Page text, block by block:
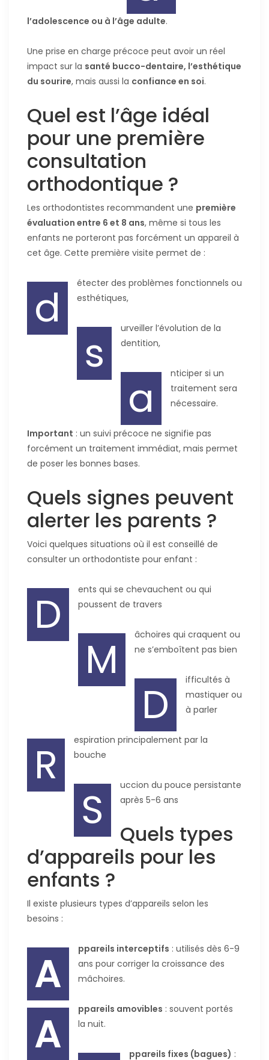
l’adolescence ou à l’âge adulte.
Une prise en charge précoce peut avoir un réel
impact sur la santé bucco-dentaire, l’esthétique
du sourire, mais aussi la confiance en soi.
Quel est l’âge idéal
pour une première
consultation
orthodontique ?
Les orthodontistes recommandent une première
évaluation entre 6 et 8 ans, même si tous les
enfants ne porteront pas forcément un appareil à
cet âge. Cette première visite permet de :
d
étecter des problèmes fonctionnels ou
esthétiques,
s
urveiller l’évolution de la
dentition,
a
nticiper si un
traitement sera
nécessaire.
Important : un suivi précoce ne signifie pas
forcément un traitement immédiat, mais permet
de poser les bonnes bases.
Quels signes peuvent
alerter les parents ?
Voici quelques situations où il est conseillé de
consulter un orthodontiste pour enfant :
D
ents qui se chevauchent ou qui
poussent de travers
M
âchoires qui craquent ou
ne s’emboîtent pas bien
D
ifficultés à
mastiquer ou
à parler
R
espiration principalement par la
bouche
S
uccion du pouce persistante
après 5-6 ans
Quels types
d’appareils pour les
enfants ?
Il existe plusieurs types d’appareils selon les
besoins :
A ppareils interceptifs : utilisés dès 6-9
ans pour corriger la croissance des
mâchoires.
A ppareils amovibles : souvent portés
la nuit.
ppareils fixes (bagues) :